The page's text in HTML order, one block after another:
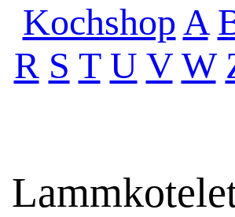
KochshopA
R S T U V W